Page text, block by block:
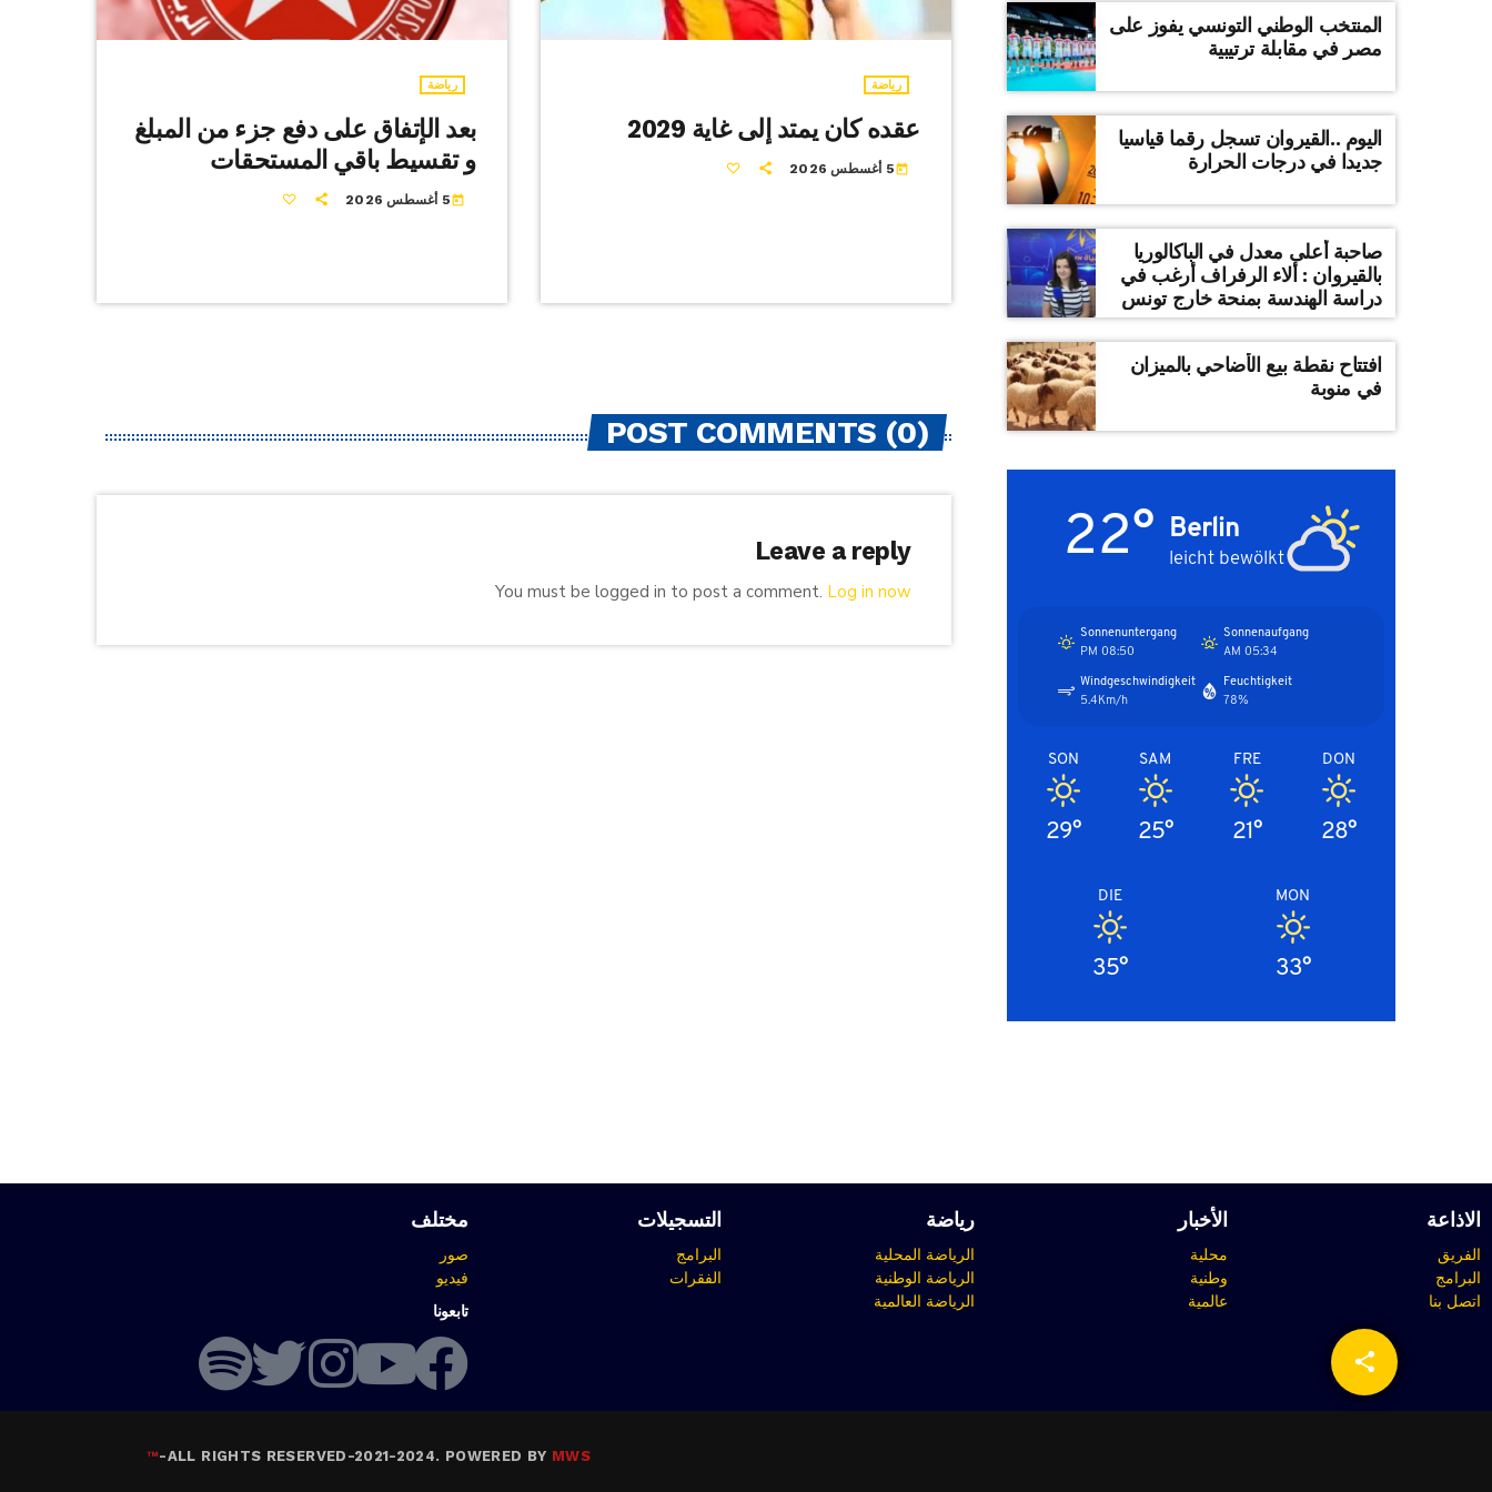
share
email
رياضة
بعد الإتفاق على دفع جزء من المبلغ
و تقسيط باقي المستحقات
today5 أغسطس 2026
رياضة
عقده كان يمتد إلى غاية 2029
today5 أغسطس 2026
POST COMMENTS (0)
Leave a reply
You must be logged in to post a comment. Log in now
المنتخب الوطني التونسي يفوز على
مصر في مقابلة ترتيبية
اليوم ..القيروان تسجل رقما قياسيا
جديدا في درجات الحرارة
صاحبة أعلى معدل في الباكالوريا
بالقيروان : ألاء الرفراف أرغب في
دراسة الهندسة بمنحة خارج تونس
افتتاح نقطة بيع الأضاحي بالميزان
في منوبة
Berlin
leicht bewölkt
22°
Sonnenaufgang
05:34 AM
Sonnenuntergang
08:50 PM
Feuchtigkeit
78%
Windgeschwindigkeit
5.4Km/h
DON
28°
FRE
21°
SAM
25°
SON
29°
MON
33°
DIE
35°
الاذاعة
الفريق
البرامج
اتصل بنا
الأخبار
محلية
وطنية
عالمية
رياضة
الرياضة المحلية
الرياضة الوطنية
الرياضة العالمية
التسجيلات
البرامج
الفقرات
مختلف
صور
فيديو
تابعونا
ALL RIGHTS RESERVED-2021-2024. POWERED BY MWS
-
™